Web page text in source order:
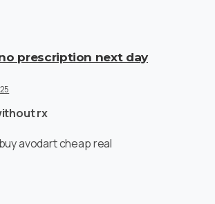
prescription next day
rx
avodart cheap real